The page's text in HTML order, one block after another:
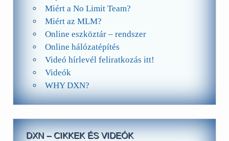
Miért a No Limit Team?
Miért az MLM?
Online eszköztár – rendszer
Online hálózatépítés
Videó hírlevél feliratkozás itt!
Videók
WHY DXN?
DXN – CIKKEK ÉS VIDEÓK